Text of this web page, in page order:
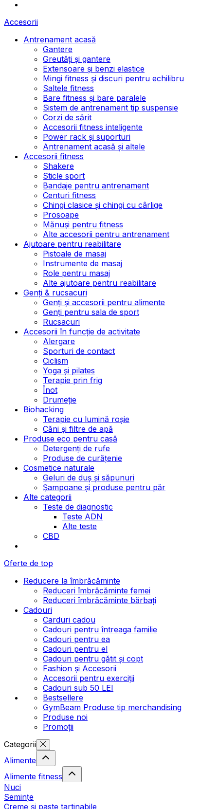
Accesorii
Antrenament acasă
Gantere
Greutăți și gantere
Extensoare și benzi elastice
Mingi fitness și discuri pentru echilibru
Saltele fitness
Bare fitness și bare paralele
Sistem de antrenament tip suspensie
Corzi de sărit
Accesorii fitness inteligente
Power rack și suporturi
Antrenament acasă și altele
Accesorii fitness
Shakere
Sticle sport
Bandaje pentru antrenament
Centuri fitness
Chingi clasice și chingi cu cârlige
Prosoape
Mănuși pentru fitness
Alte accesorii pentru antrenament
Ajutoare pentru reabilitare
Pistoale de masaj
Instrumente de masaj
Role pentru masaj
Alte ajutoare pentru reabilitare
Genți & rucsacuri
Genți și accesorii pentru alimente
Genți pentru sala de sport
Rucsacuri
Accesorii în funcție de activitate
Alergare
Sporturi de contact
Ciclism
Yoga și pilates
Terapie prin frig
Înot
Drumeție
Biohacking
Terapie cu lumină roșie
Căni și filtre de apă
Produse eco pentru casă
Detergenți de rufe
Produse de curățenie
Cosmetice naturale
Geluri de duș și săpunuri
Șampoane și produse pentru păr
Alte categorii
Teste de diagnostic
Teste ADN
Alte teste
CBD
Oferte de top
Reducere la îmbrăcăminte
Reduceri îmbrăcăminte femei
Reduceri îmbrăcăminte bărbați
Cadouri
Carduri cadou
Cadouri pentru întreaga familie
Cadouri pentru ea
Cadouri pentru el
Cadouri pentru gătit și copt
Fashion și Accesorii
Accesorii pentru exerciții
Cadouri sub 50 LEI
Bestsellere
GymBeam Produse tip merchandising
Produse noi
Promoții
Categorii
Alimente
Alimente fitness
Nuci
Semințe
Creme și paste tartinabile